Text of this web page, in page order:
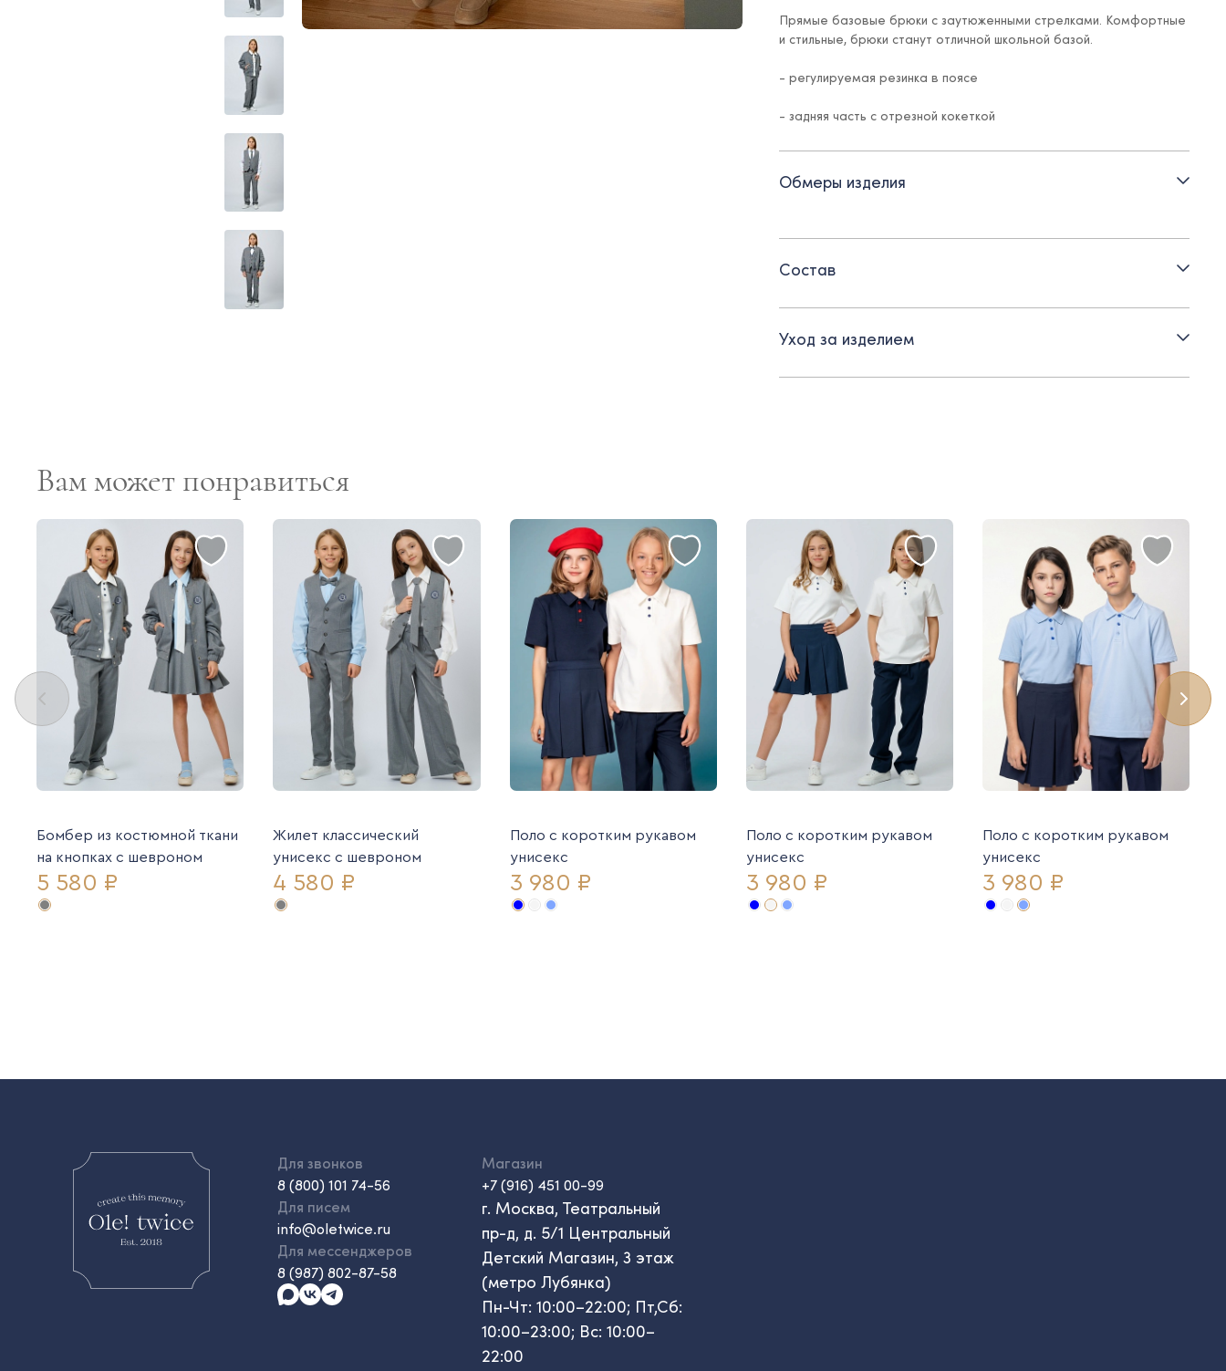
Прямые базовые брюки с заутюженными стрелками. Комфортные
и стильные, брюки станут отличной школьной базой.
- регулируемая резинка в поясе
- задняя часть с отрезной кокеткой
- передняя часть с боковыми карманами.
- смесовая поливискозная ткань с содержанием эластана
Обмеры изделия
Состав
Уход за изделием
Вам может понравиться
Бомбер из костюмной ткани
на кнопках с шевроном
5 580 ₽
Жилет классический
унисекс с шевроном
4 580 ₽
Поло с коротким рукавом
унисекс
3 980 ₽
Поло с коротким рукавом
унисекс
3 980 ₽
Поло с коротким рукавом
унисекс
3 980 ₽
Для звонков
8 (800) 101 74-56
Для писем
info@oletwice.ru
Для мессенджеров
8 (987) 802-87-58
Магазин
+7 (916) 451 00-99
г. Москва, Театральный
пр-д, д. 5/1 Центральный
Детский Магазин, 3 этаж
(метро Лубянка)
Пн-Чт: 10:00–22:00; Пт,Сб:
10:00–23:00; Вс: 10:00–
22:00